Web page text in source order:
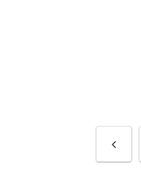
前